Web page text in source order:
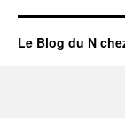
Le Blog du N